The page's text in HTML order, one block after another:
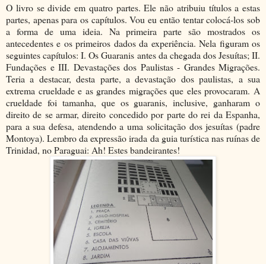
O livro se divide em quatro partes. Ele não atribuiu títulos a estas
partes, apenas para os capítulos. Vou eu então tentar colocá-los sob
a forma de uma ideia. Na primeira parte são mostrados os
antecedentes e os primeiros dados da experiência. Nela figuram os
seguintes capítulos: I. Os Guaranis antes da chegada dos Jesuítas; II.
Fundações e III. Devastações dos Paulistas - Grandes Migrações.
Teria a destacar, desta parte, a devastação dos paulistas, a sua
extrema crueldade e as grandes migrações que eles provocaram. A
crueldade foi tamanha, que os guaranis, inclusive, ganharam o
direito de se armar, direito concedido por parte do rei da Espanha,
para a sua defesa, atendendo a uma solicitação dos jesuítas (padre
Montoya). Lembro da expressão irada da guia turística nas ruínas de
Trinidad, no Paraguai: Ah! Estes bandeirantes!